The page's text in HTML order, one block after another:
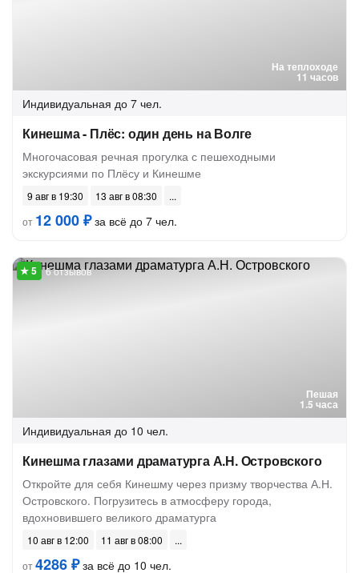
На теплоходе
11 часов
Индивидуальная до 7 чел.
Кинешма - Плёс: один день на Волге
Многочасовая речная прогулка с пешеходными
экскурсиями по Плёсу и Кинешме
9 авг в 19:30
13 авг в 08:30
от 12 000 ₽за всё до 7 чел.
Пешая
1.5 часа
6 отзывов
Индивидуальная до 10 чел.
Кинешма глазами драматурга А.Н. Островского
Откройте для себя Кинешму через призму творчества А.Н.
Островского. Погрузитесь в атмосферу города,
вдохновившего великого драматурга
10 авг в 12:00
11 авг в 08:00
от4286 ₽за всё до 10 чел.